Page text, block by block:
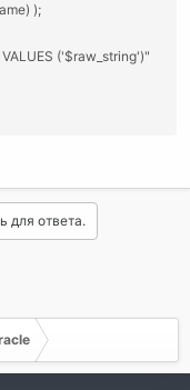
);
('$raw_string')"
для ответа.